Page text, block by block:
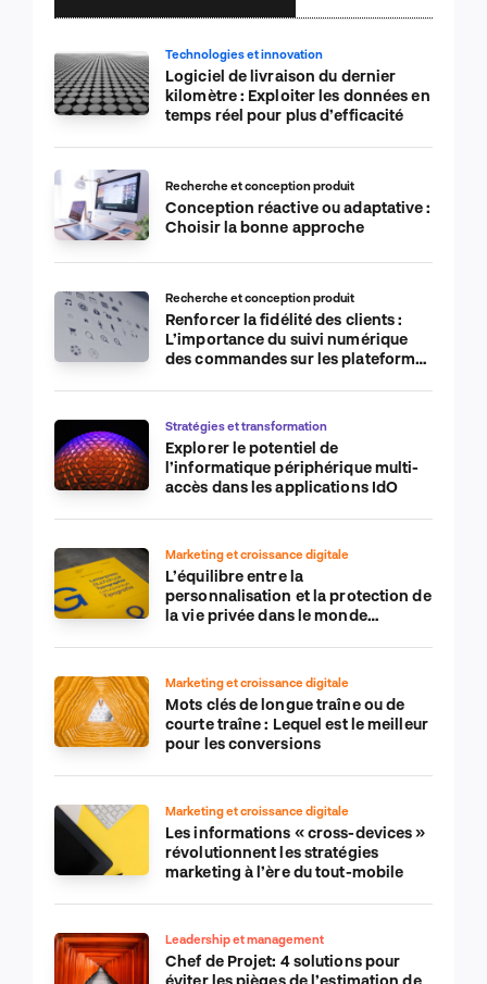
Technologies et innovation
Logiciel de livraison du dernier
kilomètre : Exploiter les données en
temps réel pour plus d’efficacité
Recherche et conception produit
Conception réactive ou adaptative :
Choisir la bonne approche
Recherche et conception produit
Renforcer la fidélité des clients :
L’importance du suivi numérique
des commandes sur les plateformes
Stratégies et transformation
Explorer le potentiel de
l’informatique périphérique multi-
accès dans les applications IdO
Marketing et croissance digitale
L’équilibre entre la
personnalisation et la protection de
la vie privée dans le monde
Marketing et croissance digitale
Mots clés de longue traîne ou de
courte traîne : Lequel est le meilleur
pour les conversions
Marketing et croissance digitale
Les informations « cross-devices »
révolutionnent les stratégies
marketing à l’ère du tout-mobile
Leadership et management
Chef de Projet: 4 solutions pour